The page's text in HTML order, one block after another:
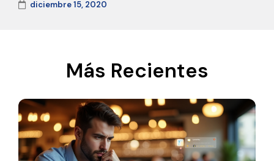
diciembre 15, 2020
Más Recientes